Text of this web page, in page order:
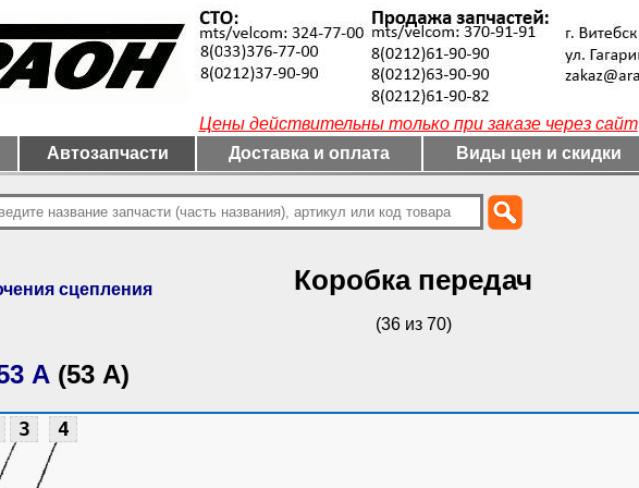
Цены действительны только при заказе через сайт
Автозапчасти
Доставка и оплата Виды цен и скидки
сцепления Коробка передач
(36 из 70)
А (53 А)
3 4